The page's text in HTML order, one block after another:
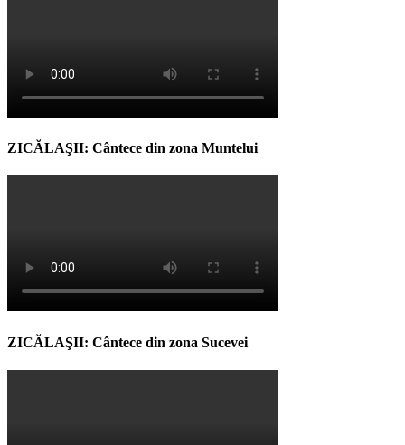
ZICĂLAŞII: Cântece din zona Muntelui
ZICĂLAŞII: Cântece din zona Sucevei